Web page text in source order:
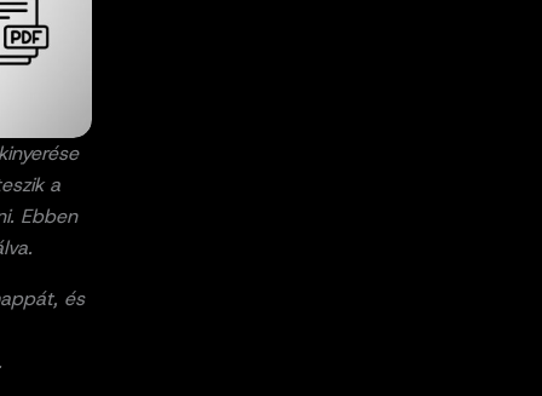
a
Ebben
és